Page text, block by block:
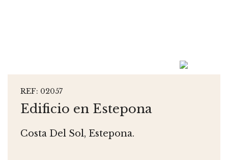
REF: 02057
Edificio en Estepona
Costa Del Sol, Estepona.